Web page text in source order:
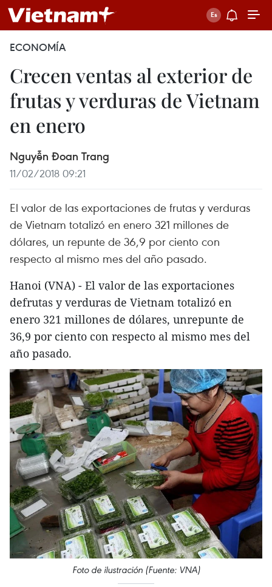
ECONOMÍA
Crecen ventas al exterior de
frutas y verduras de Vietnam
en enero
Nguyễn Đoan Trang
11/02/2018 09:21
El valor de las exportaciones de frutas y verduras
de Vietnam totalizó en enero 321 millones de
dólares, un repunte de 36,9 por ciento con
respecto al mismo mes del año pasado.
Hanoi (VNA) - El valor de las exportaciones
defrutas y verduras de Vietnam totalizó en
enero 321 millones de dólares, unrepunte de
36,9 por ciento con respecto al mismo mes del
año pasado.
Foto de ilustración (Fuente: VNA)